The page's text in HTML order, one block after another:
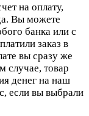
на оплату,
Вы можете
банка или с
заказ в
вы сразу же
случае, товар
денег на наш
если вы выбрали